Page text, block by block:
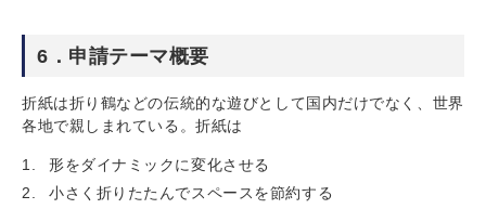
6．申請テーマ概要
折紙は折り鶴などの伝統的な遊びとして国内だけでなく、世界
各地で親しまれている。折紙は
形をダイナミックに変化させる
小さく折りたたんでスペースを節約する